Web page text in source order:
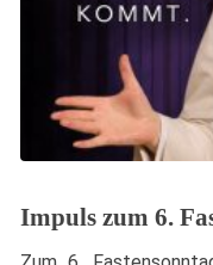
Impuls zum 6.